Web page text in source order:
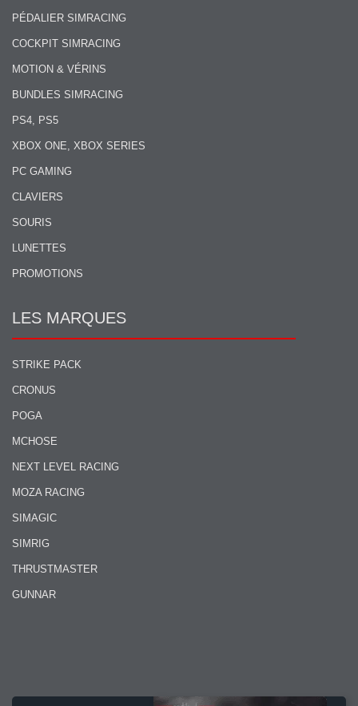
PÉDALIER SIMRACING
COCKPIT SIMRACING
MOTION & VÉRINS
BUNDLES SIMRACING
PS4, PS5
XBOX ONE, XBOX SERIES
PC GAMING
CLAVIERS
SOURIS
LUNETTES
PROMOTIONS
LES MARQUES
STRIKE PACK
CRONUS
POGA
MCHOSE
NEXT LEVEL RACING
MOZA RACING
SIMAGIC
SIMRIG
THRUSTMASTER
GUNNAR